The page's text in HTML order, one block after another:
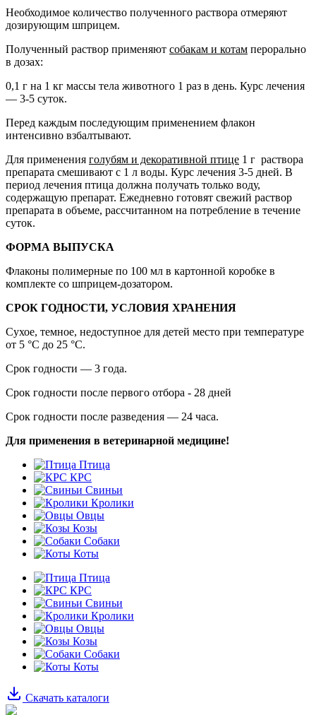
Необходимое количество полученного раствора отмеряют
дозирующим шприцем.
Полученный раствор применяют собакам и котам перорально
в дозах:
0,1 г на 1 кг массы тела животного 1 раз в день. Курс лечения
— 3-5 суток.
Перед каждым последующим применением флакон
интенсивно взбалтывают.
Для применения голубям и декоративной птице 1 г раствора
препарата смешивают с 1 л воды. Курс лечения 3-5 дней. В
период лечения птица должна получать только воду,
содержащую препарат. Ежедневно готовят свежий раствор
препарата в объеме, рассчитанном на потребление в течение
суток.
ФОРМА ВЫПУСКА
Флаконы полимерные по 100 мл в картонной коробке в
комплекте со шприцем-дозатором.
СРОК ГОДНОСТИ, УСЛОВИЯ ХРАНЕНИЯ
Сухое, темное, недоступное для детей место при температуре
от 5 °С до 25 °С.
Срок годности — 3 года.
Срок годности после первого отбора - 28 дней
Срок годности после разведения — 24 часа.
Для применения в ветеринарной медицине!
Птица
КРС
Свиньи
Кролики
Овцы
Козы
Собаки
Коты
Птица
КРС
Свиньи
Кролики
Овцы
Козы
Собаки
Коты
Скачать каталоги